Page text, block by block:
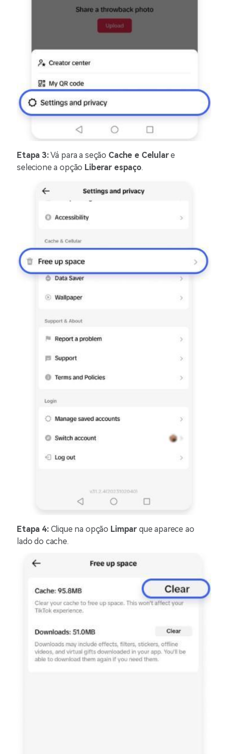
Etapa 3:Vá para a seção Cache e Celulare
selecione a opção Liberar espaço.
Etapa 4:Clique na opção Limpar que aparece ao
lado do cache.